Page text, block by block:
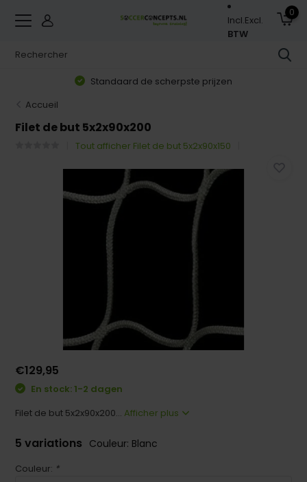
Incl.Excl.
BTW
0
Standaard de scherpste prijzen
Accueil
Filet de but 5x2x90x200
Tout afficher Filet de but 5x2x90x150
€129,95
En stock: 1-2 dagen
Filet de but 5x2x90x200... Afficher plus
5 variations Couleur: Blanc
Couleur: *